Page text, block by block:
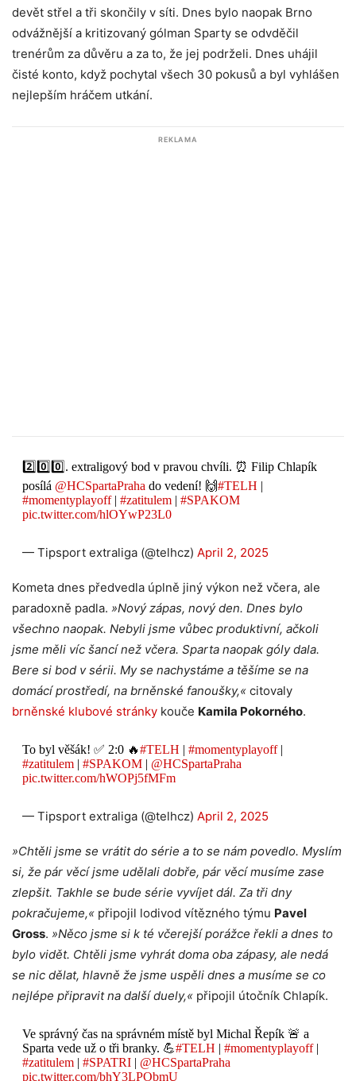
devět střel a tři skončily v síti. Dnes bylo naopak Brno
odvážnější a kritizovaný gólman Sparty se odvděčil
trenérům za důvěru a za to, že jej podrželi. Dnes uhájil
čisté konto, když pochytal všech 30 pokusů a byl vyhlášen
nejlepším hráčem utkání.
REKLAMA
2️⃣0️⃣0️⃣. extraligový bod v pravou chvíli. ⏰ Filip Chlapík
posílá @HCSpartaPraha do vedení! 🙌#TELH |
#momentyplayoff| #zatitulem| #SPAKOM
pic.twitter.com/hlOYwP23L0
— Tipsport extraliga (@telhcz) April 2, 2025
Kometa dnes předvedla úplně jiný výkon než včera, ale
paradoxně padla. »Nový zápas, nový den. Dnes bylo
všechno naopak. Nebyli jsme vůbec produktivní, ačkoli
jsme měli víc šancí než včera. Sparta naopak góly dala.
Bere si bod v sérii. My se nachystáme a těšíme se na
domácí prostředí, na brněnské fanoušky,« citovaly
brněnské klubové stránky kouče Kamila Pokorného.
To byl věšák! ✅ 2:0 🔥#TELH | #momentyplayoff|
#zatitulem| #SPAKOM| @HCSpartaPraha
pic.twitter.com/hWOPj5fMFm
— Tipsport extraliga (@telhcz) April 2, 2025
»Chtěli jsme se vrátit do série a to se nám povedlo. Myslím
si, že pár věcí jsme udělali dobře, pár věcí musíme zase
zlepšit. Takhle se bude série vyvíjet dál. Za tři dny
pokračujeme,« připojil lodivod vítězného týmu Pavel
Gross. »Něco jsme si k té včerejší porážce řekli a dnes to
bylo vidět. Chtěli jsme vyhrát doma oba zápasy, ale nedá
se nic dělat, hlavně že jsme uspěli dnes a musíme se co
nejlépe připravit na další duely,« připojil útočník Chlapík.
Ve správný čas na správném místě byl Michal Řepík 🚨 a
Sparta vede už o tři branky. 💪#TELH | #momentyplayoff|
#zatitulem| #SPATRI| @HCSpartaPraha
pic.twitter.com/bhY3LPObmU